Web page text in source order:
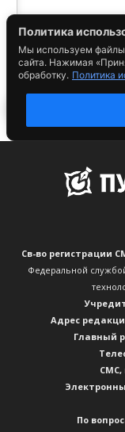
Св-во регистрации
Федеральной
Адрес
Главный
По